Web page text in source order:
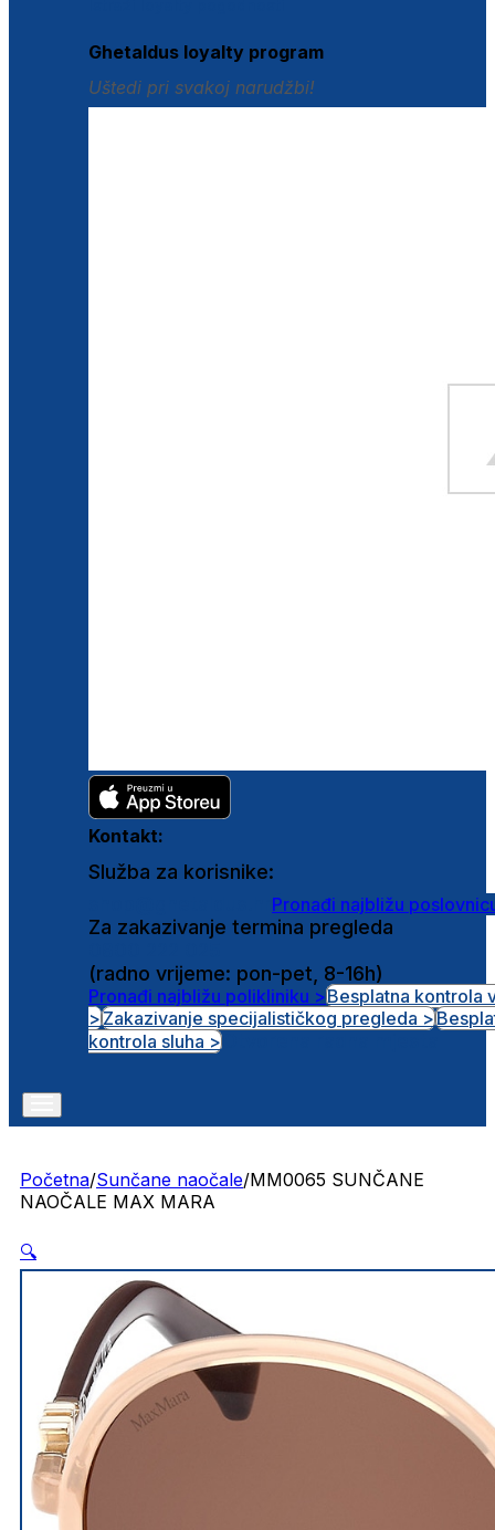
Ghetaldus loyalty program
Uštedi pri svakoj narudžbi!
Kontakt:
Služba za korisnike:
Pronađi najbližu
Za zakazivanje termina pregleda
(radno vrijeme: pon-pet, 8-16h)
Pronađi najbližu polikliniku >Besplatna kontrola
>Zakazivanje specijalističkog pregleda >
kontrola sluha >
Početna/Sunčane naočale/MM0065 SUNČANE
NAOČALE MAX MARA
🔍